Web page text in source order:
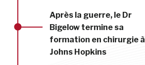
Après la guerre, le Dr
Bigelow termine sa
formation en chirurgie à
Johns Hopkins